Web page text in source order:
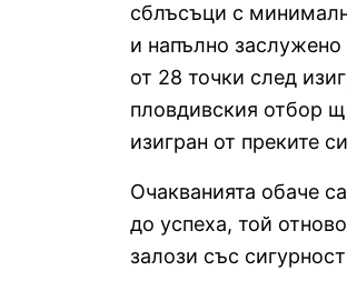
сблъсъци с
и напълно
от 28 точки след
пловдивския отбор
изигран от преките
Очакванията обаче
до успеха, той
залози със